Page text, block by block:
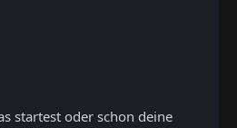
startest oder schon deine